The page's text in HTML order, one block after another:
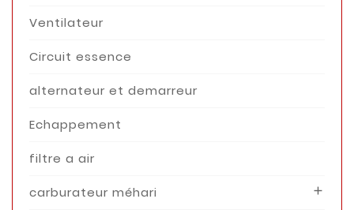
Ventilateur
Circuit essence
alternateur et demarreur
Echappement
filtre a air
carburateur méhari 